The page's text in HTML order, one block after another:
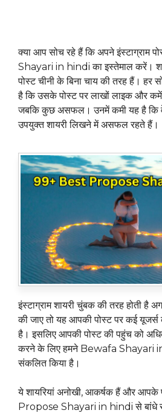
क्या आप सोच रहे हैं कि अपने इंस्टाग्राम
Shayari in hindi का इस्तेमाल करें।
पोस्ट चीनी के बिना चाय की तरह हैं। हर
है कि उसके पोस्ट पर लाखों लाइक और
जबकि कुछ असफल। उनमें कमी यह है कि
उपयुक्त शायरी लिखने में असफल रहते हैं।
इंस्टाग्राम शायरी चुंबक की तरह होती है
की जाए तो यह आपकी पोस्ट पर कई
है। इसलिए आपकी पोस्ट की पहुंच को
करने के लिए हमने Bewafa Shayari
संकलित किया है।
ये शायरियां अनोखी, आकर्षक हैं और आपके
Propose Shayari in hindi से बांधे